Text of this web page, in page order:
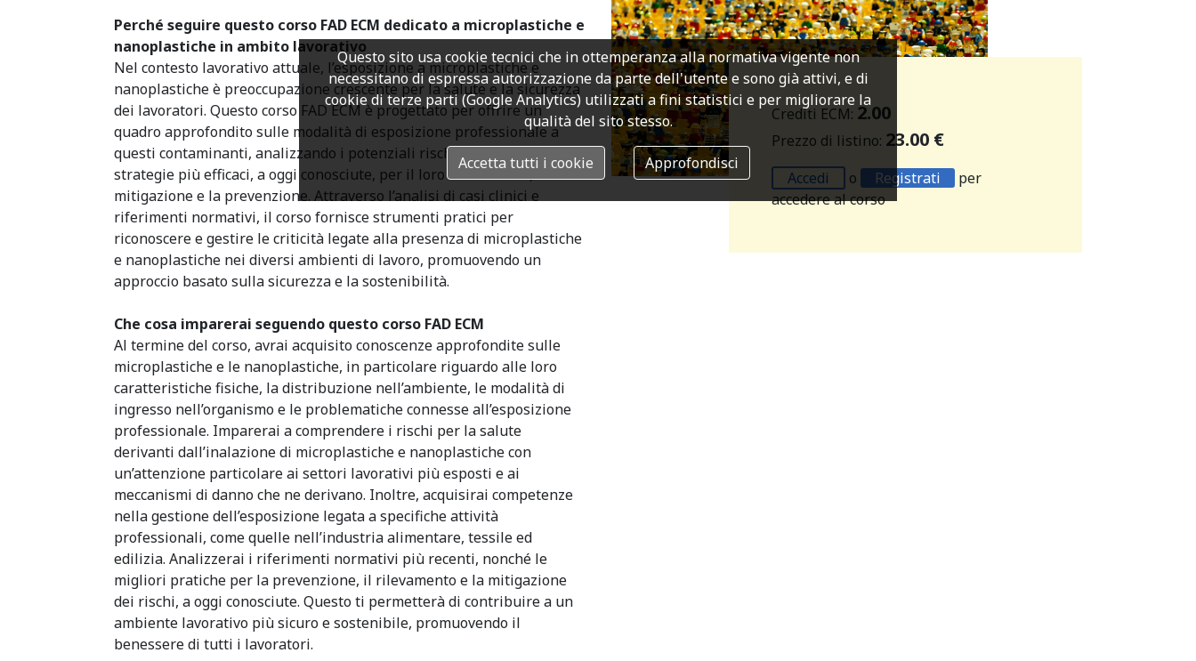
Perché seguire questo corso FAD ECM dedicato a microplastiche e
nanoplastiche in ambito lavorativo
Nel contesto lavorativo attuale, l’esposizione a microplastiche e
nanoplastiche è preoccupazione crescente per la salute e la sicurezza
dei lavoratori. Questo corso FAD ECM è progettato per offrire un
quadro approfondito sulle modalità di esposizione professionale a
questi contaminanti, analizzando i potenziali rischi per la salute e le
strategie più efficaci, a oggi conosciute, per il loro rilevamento, la
mitigazione e la prevenzione. Attraverso l’analisi di casi clinici e
riferimenti normativi, il corso fornisce strumenti pratici per
riconoscere e gestire le criticità legate alla presenza di microplastiche
e nanoplastiche nei diversi ambienti di lavoro, promuovendo un
approccio basato sulla sicurezza e la sostenibilità.
Che cosa imparerai seguendo questo corso FAD ECM
Al termine del corso, avrai acquisito conoscenze approfondite sulle
microplastiche e le nanoplastiche, in particolare riguardo alle loro
caratteristiche fisiche, la distribuzione nell’ambiente, le modalità di
ingresso nell’organismo e le problematiche connesse all’esposizione
professionale. Imparerai a comprendere i rischi per la salute
derivanti dall’inalazione di microplastiche e nanoplastiche con
un’attenzione particolare ai settori lavorativi più esposti e ai
meccanismi di danno che ne derivano. Inoltre, acquisirai competenze
nella gestione dell’esposizione legata a specifiche attività
professionali, come quelle nell’industria alimentare, tessile ed
edilizia. Analizzerai i riferimenti normativi più recenti, nonché le
migliori pratiche per la prevenzione, il rilevamento e la mitigazione
dei rischi, a oggi conosciute. Questo ti permetterà di contribuire a un
ambiente lavorativo più sicuro e sostenibile, promuovendo il
benessere di tutti i lavoratori.
Crediti ECM: 2.00
Prezzo di listino: 23.00 €
Accedi o Registrati
per
accedere al corso
Questo sito usa cookie tecnici che in ottemperanza alla normativa vigente non
necessitano di espressa autorizzazione da parte dell'utente e sono già attivi, e di
cookie di terze parti (Google Analytics) utilizzati a fini statistici e per migliorare la
qualità del sito stesso.
Accetta tutti i cookie Approfondisci